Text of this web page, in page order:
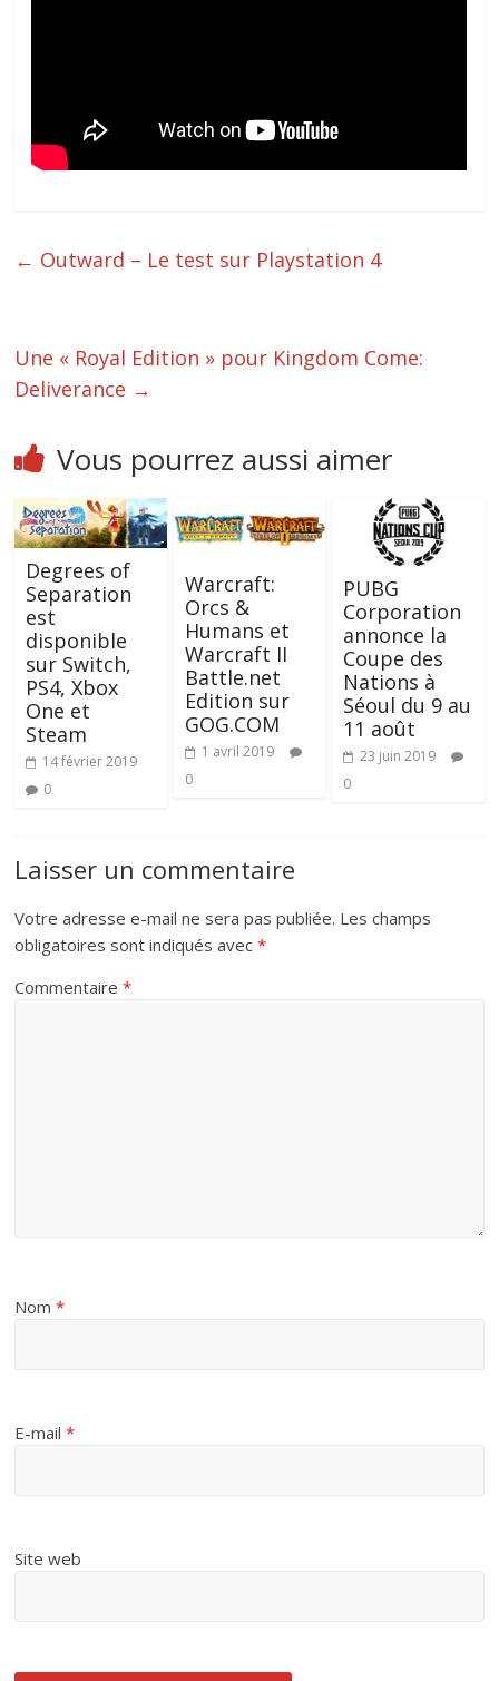
← Outward – Le test sur Playstation 4
Une « Royal Edition » pour Kingdom Come:
Deliverance →
Vous pourrez aussi aimer
Degrees of
Separation
est
disponible
sur Switch,
PS4, Xbox
One et
Steam
14 février 2019
0
Warcraft:
Orcs &
Humans et
Warcraft II
Battle.net
Edition sur
GOG.COM
1 avril 2019
0
PUBG
Corporation
annonce la
Coupe des
Nations à
Séoul du 9 au
11 août
23 juin 2019
0
Laisser un commentaire
Votre adresse e-mail ne sera pas publiée. Les champs
obligatoires sont indiqués avec*
Commentaire*
Nom*
E-mail*
Site web